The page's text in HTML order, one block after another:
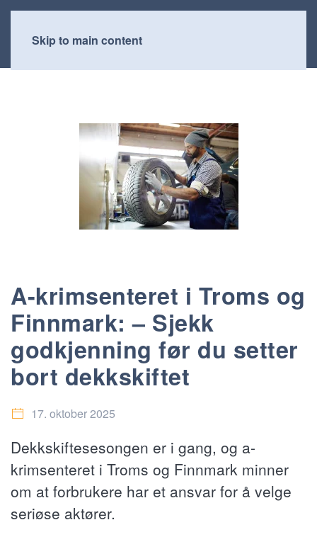
Skip to main content
A-krimsenteret i Troms og
Finnmark: – Sjekk
godkjenning før du setter
bort dekkskiftet
17. oktober 2025
Dekkskiftesesongen er i gang, og a-
krimsenteret i Troms og Finnmark minner
om at forbrukere har et ansvar for å velge
seriøse aktører.